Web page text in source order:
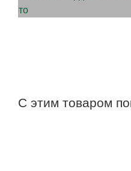
С этим товаром